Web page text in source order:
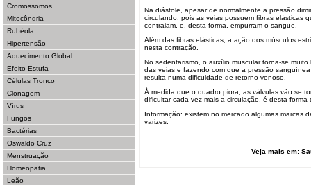
Cromossomos
Mitocôndria
Rubéola
Hipertensão
Aquecimento Global
Efeito Estufa
Células Tronco
Clonagem
Vírus
Fungos
Bactérias
Oswaldo Cruz
Menstruação
Homeopatia
Leão
Na diástole, apesar de normalmente a pressão
circulando, pois as veias possuem fibras elásticas
contraiam, e, desta forma, empurram o sangue.
Além das fibras elásticas, a ação dos músculos
nesta contração.
No sedentarismo, o auxílio muscular torna-se
das veias e fazendo com que a pressão
resulta numa dificuldade de retorno venoso.
À medida que o quadro piora, as válvulas vão se
dificultar cada vez mais a circulação, é desta forma
Informação: existem no mercado algumas marcas
varizes.
Veja mais em: